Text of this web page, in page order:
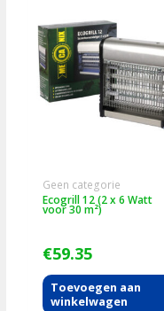
Geen categorie
Ecogrill 12 (2 x 6 Watt
voor 30 m²)
€59.35
Toevoegen aan
winkelwagen